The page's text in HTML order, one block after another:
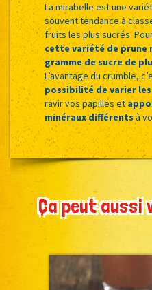
La mirabelle est une
souvent tendance à
fruits les plus sucrés.
cette variété de prune
gramme de sucre de
L’avantage du crumble,
possibilité de varier
ravir vos papilles et
minéraux différents à
Ça peut aussi